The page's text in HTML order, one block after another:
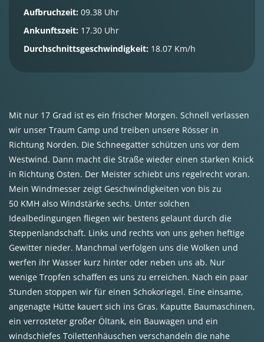
Aufbruchzeit: 09.38 Uhr
Ankunftszeit: 17.30 Uhr
Durchschnittsgeschwindigkeit: 18.07 Km/h
Mit nur 17 Grad ist es ein frischer Morgen. Schnell verlassen
wir unser Traum Camp und treiben unsere Rösser in
Richtung Norden. Die Schneegatter schützen uns vor dem
Westwind. Dann macht die Straße wieder einen starken Knick
in Richtung Osten. Der Meister schiebt uns regelrecht voran.
Mein Windmesser zeigt Geschwindigkeiten von bis zu
50 KMH also Windstärke sechs. Unter solchen
Idealbedingungen fliegen wir bestens gelaunt durch die
Steppenlandschaft. Links und rechts von uns gehen heftige
Gewitter nieder. Manchmal verfolgen uns die Wolken und
werfen ihr Wasser kurz hinter oder neben uns ab. Nur
wenige Tropfen schaffen es uns zu erreichen. Nach ein paar
Stunden stoppen wir für einen Schokoriegel. Eine einsame,
angenagte Hütte kauert sich ins Gras. Kaputte Baumaschinen,
ein verrosteter großer Öltank, ein Bauwagen und ein
windschiefes Toilettenhäuschen verschandeln die nahe